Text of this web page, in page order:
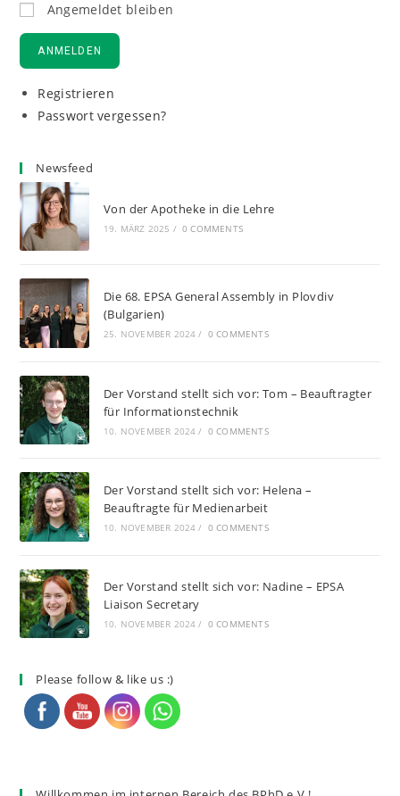
Angemeldet bleiben
ANMELDEN
Registrieren
Passwort vergessen?
Newsfeed
Von der Apotheke in die Lehre
19. MÄRZ 2025 / 0 COMMENTS
Die 68. EPSA General Assembly in Plovdiv
(Bulgarien)
25. NOVEMBER 2024 / 0 COMMENTS
Der Vorstand stellt sich vor: Tom – Beauftragter
für Informationstechnik
10. NOVEMBER 2024 / 0 COMMENTS
Der Vorstand stellt sich vor: Helena –
Beauftragte für Medienarbeit
10. NOVEMBER 2024 / 0 COMMENTS
Der Vorstand stellt sich vor: Nadine – EPSA
Liaison Secretary
10. NOVEMBER 2024 / 0 COMMENTS
Please follow & like us :)